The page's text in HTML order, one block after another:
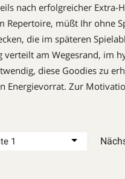
nach erfolgreicher
Repertoire, müßt Ihr ohne
die im späteren
am Wegesrand, im
diese Goodies zu
Energievorrat. Zur